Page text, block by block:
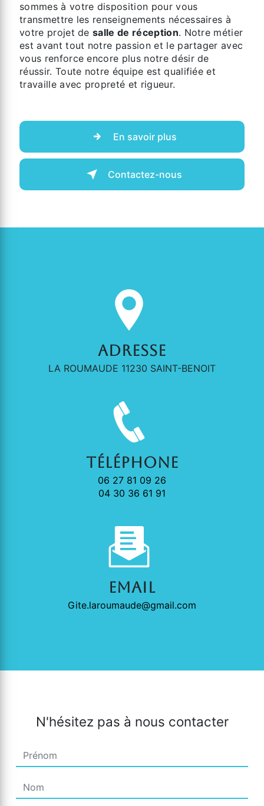
sommes à votre disposition pour vous
transmettre les renseignements nécessaires à
votre projet desalle de réception. Notre métier
est avant tout notre passion et le partager avec
vous renforce encore plus notre désir de
réussir. Toute notre équipe est qualifiée et
travaille avec propreté et rigueur.
En savoir plus
Contactez-nous
Adresse
LA ROUMAUDE 11230 SAINT-BENOIT
Téléphone
06 27 81 09 26
04 30 36 61 91
Email
gite.laroumaude@gmail.com
N'hésitez pas à nous contacter